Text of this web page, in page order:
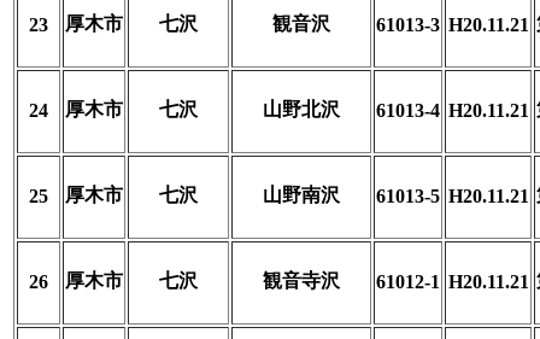
23 厚木市 七沢 観音沢 61013-3 H20.11.21
24 厚木市 七沢 山野北沢 61013-4 H20.11.21
25 厚木市 七沢 山野南沢 61013-5 H20.11.21
26 厚木市 七沢 観音寺沢 61012-1 H20.11.21